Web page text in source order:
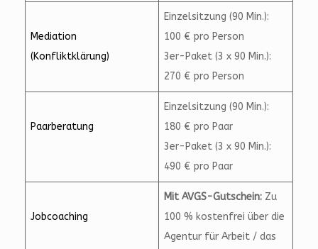
Mediation
(Konfliktklärung)
Einzelsitzung (90 Min.):
100 € pro Person
3er-Paket (3 x 90 Min.):
270 € pro Person
Paarberatung
Einzelsitzung (90 Min.):
180 € pro Paar
3er-Paket (3 x 90 Min.):
490 € pro Paar
Jobcoaching
Mit AVGS-Gutschein: Zu
100 % kostenfrei über die
Agentur für Arbeit / das